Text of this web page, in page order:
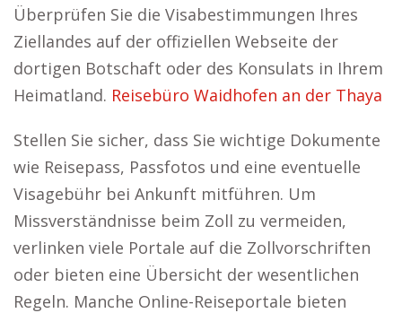
Überprüfen Sie die Visabestimmungen Ihres
Ziellandes auf der offiziellen Webseite der
dortigen Botschaft oder des Konsulats in Ihrem
Heimatland. Reisebüro Waidhofen an der Thaya
Stellen Sie sicher, dass Sie wichtige Dokumente
wie Reisepass, Passfotos und eine eventuelle
Visagebühr bei Ankunft mitführen. Um
Missverständnisse beim Zoll zu vermeiden,
verlinken viele Portale auf die Zollvorschriften
oder bieten eine Übersicht der wesentlichen
Regeln. Manche Online-Reiseportale bieten